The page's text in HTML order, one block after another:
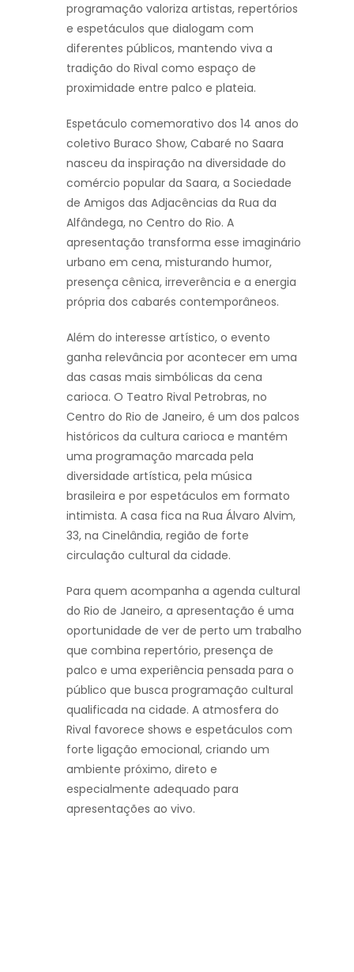
programação valoriza artistas, repertórios
e espetáculos que dialogam com
diferentes públicos, mantendo viva a
tradição do Rival como espaço de
proximidade entre palco e plateia.
Espetáculo comemorativo dos 14 anos do
coletivo Buraco Show, Cabaré no Saara
nasceu da inspiração na diversidade do
comércio popular da Saara, a Sociedade
de Amigos das Adjacências da Rua da
Alfândega, no Centro do Rio. A
apresentação transforma esse imaginário
urbano em cena, misturando humor,
presença cênica, irreverência e a energia
própria dos cabarés contemporâneos.
Além do interesse artístico, o evento
ganha relevância por acontecer em uma
das casas mais simbólicas da cena
carioca. O Teatro Rival Petrobras, no
Centro do Rio de Janeiro, é um dos palcos
históricos da cultura carioca e mantém
uma programação marcada pela
diversidade artística, pela música
brasileira e por espetáculos em formato
intimista. A casa fica na Rua Álvaro Alvim,
33, na Cinelândia, região de forte
circulação cultural da cidade.
Para quem acompanha a agenda cultural
do Rio de Janeiro, a apresentação é uma
oportunidade de ver de perto um trabalho
que combina repertório, presença de
palco e uma experiência pensada para o
público que busca programação cultural
qualificada na cidade. A atmosfera do
Rival favorece shows e espetáculos com
forte ligação emocional, criando um
ambiente próximo, direto e
especialmente adequado para
apresentações ao vivo.